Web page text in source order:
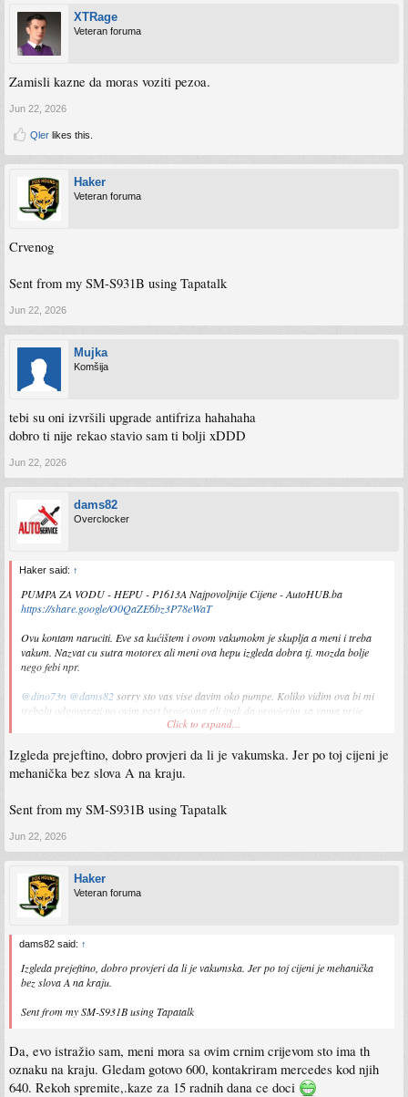
XTRage
Veteran foruma
Zamisli kazne da moras voziti pezoa.
Jun 22, 2026
Qler likes this.
Haker
Veteran foruma
Crvenog
Sent from my SM-S931B using Tapatalk
Jun 22, 2026
Mujka
Komšija
tebi su oni izvršili upgrade antifriza hahahaha
dobro ti nije rekao stavio sam ti bolji xDDD
Jun 22, 2026
dams82
Overclocker
Haker said: ↑
PUMPA ZA VODU - HEPU - P1613A Najpovoljnije Cijene - AutoHUB.ba
https://share.google/O0QaZE6bz3P78eWaT
Ovu kontam naruciti. Eve sa kućištem i ovom vakumokm je skuplja a meni i treba
vakum. Nazvat cu sutra motorex ali meni ova hepu izgleda dobra tj. mozda bolje
nego febi npr.
@dino73n @dams82sorry sto vas vise davim oko pumpe. Koliko vidim ova bi mi
trebala odgovarati po ovim part brojevima ali ipak da provjerim sa vama prije
nego naručim
Sent from my SM-S931B using Tapatalk
Click to expand...
Izgleda prejeftino, dobro provjeri da li je vakumska. Jer po toj cijeni je
mehanička bez slova A na kraju.
Sent from my SM-S931B using Tapatalk
Jun 22, 2026
Haker
Veteran foruma
dams82 said: ↑
Izgleda prejeftino, dobro provjeri da li je vakumska. Jer po toj cijeni je mehanička
bez slova A na kraju.
Sent from my SM-S931B using Tapatalk
Da, evo istražio sam, meni mora sa ovim crnim crijevom sto ima th
oznaku na kraju. Gledam gotovo 600, kontakriram mercedes kod njih
640. Rekoh spremite,.kaze za 15 radnih dana ce doci